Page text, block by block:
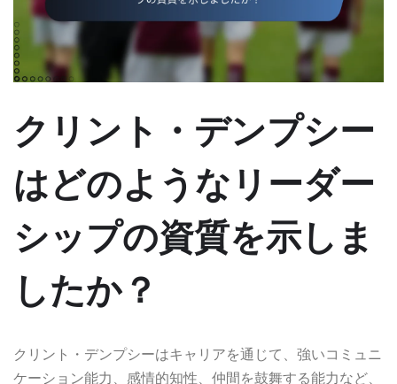
クリント・デンプシー
はどのようなリーダー
シップの資質を示しま
したか？
クリント・デンプシーはキャリアを通じて、強いコミュニ
ケーション能力、感情的知性、仲間を鼓舞する能力など、